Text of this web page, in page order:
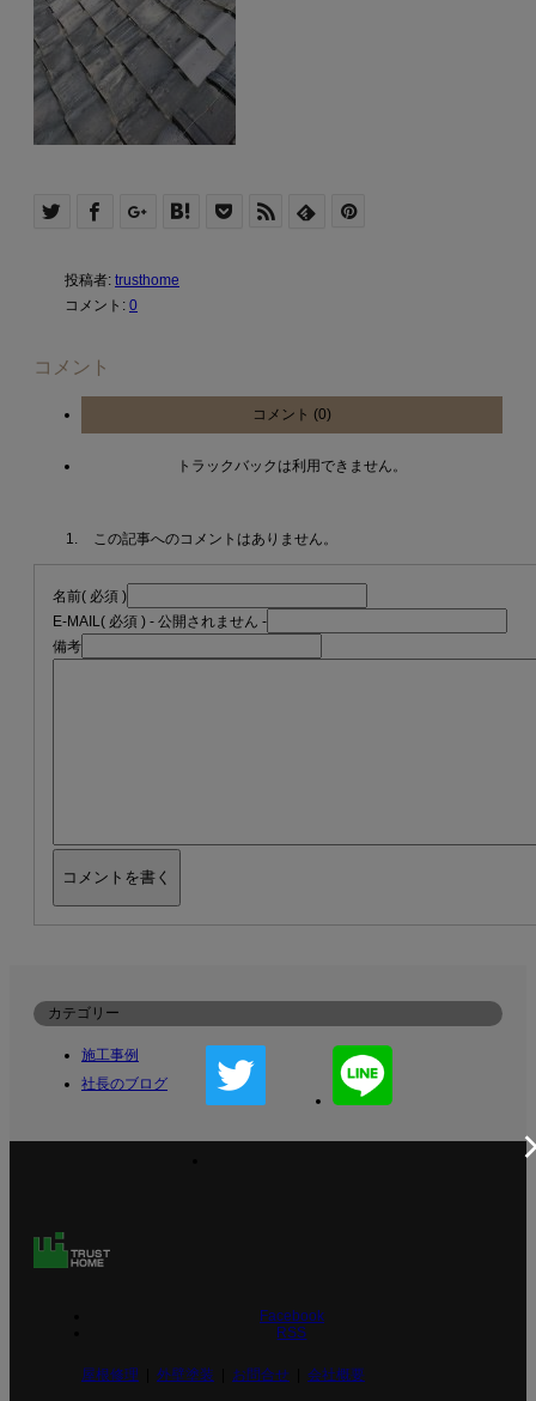
投稿者: trusthome
コメント: 0
コメント
コメント (0)
トラックバックは利用できません。
この記事へのコメントはありません。
名前( 必須 )
E-MAIL( 必須 ) - 公開されません -
備考
カテゴリー
施工事例
社長のブログ
Facebook
RSS
屋根修理 外壁塗装 お問合せ 会社概要